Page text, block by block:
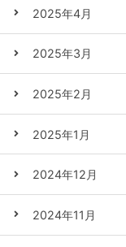
2025年4月
2025年3月
2025年2月
2025年1月
2024年12月
2024年11月